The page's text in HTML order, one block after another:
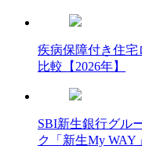
疾病保障付き住
比較【2026年】
SBI新生銀行グル
ク「新生My WAY